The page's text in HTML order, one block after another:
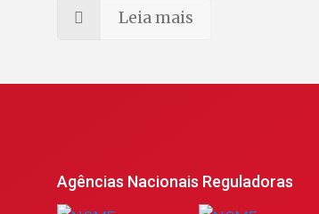
Leia mais
Agências Nacionais Reguladoras